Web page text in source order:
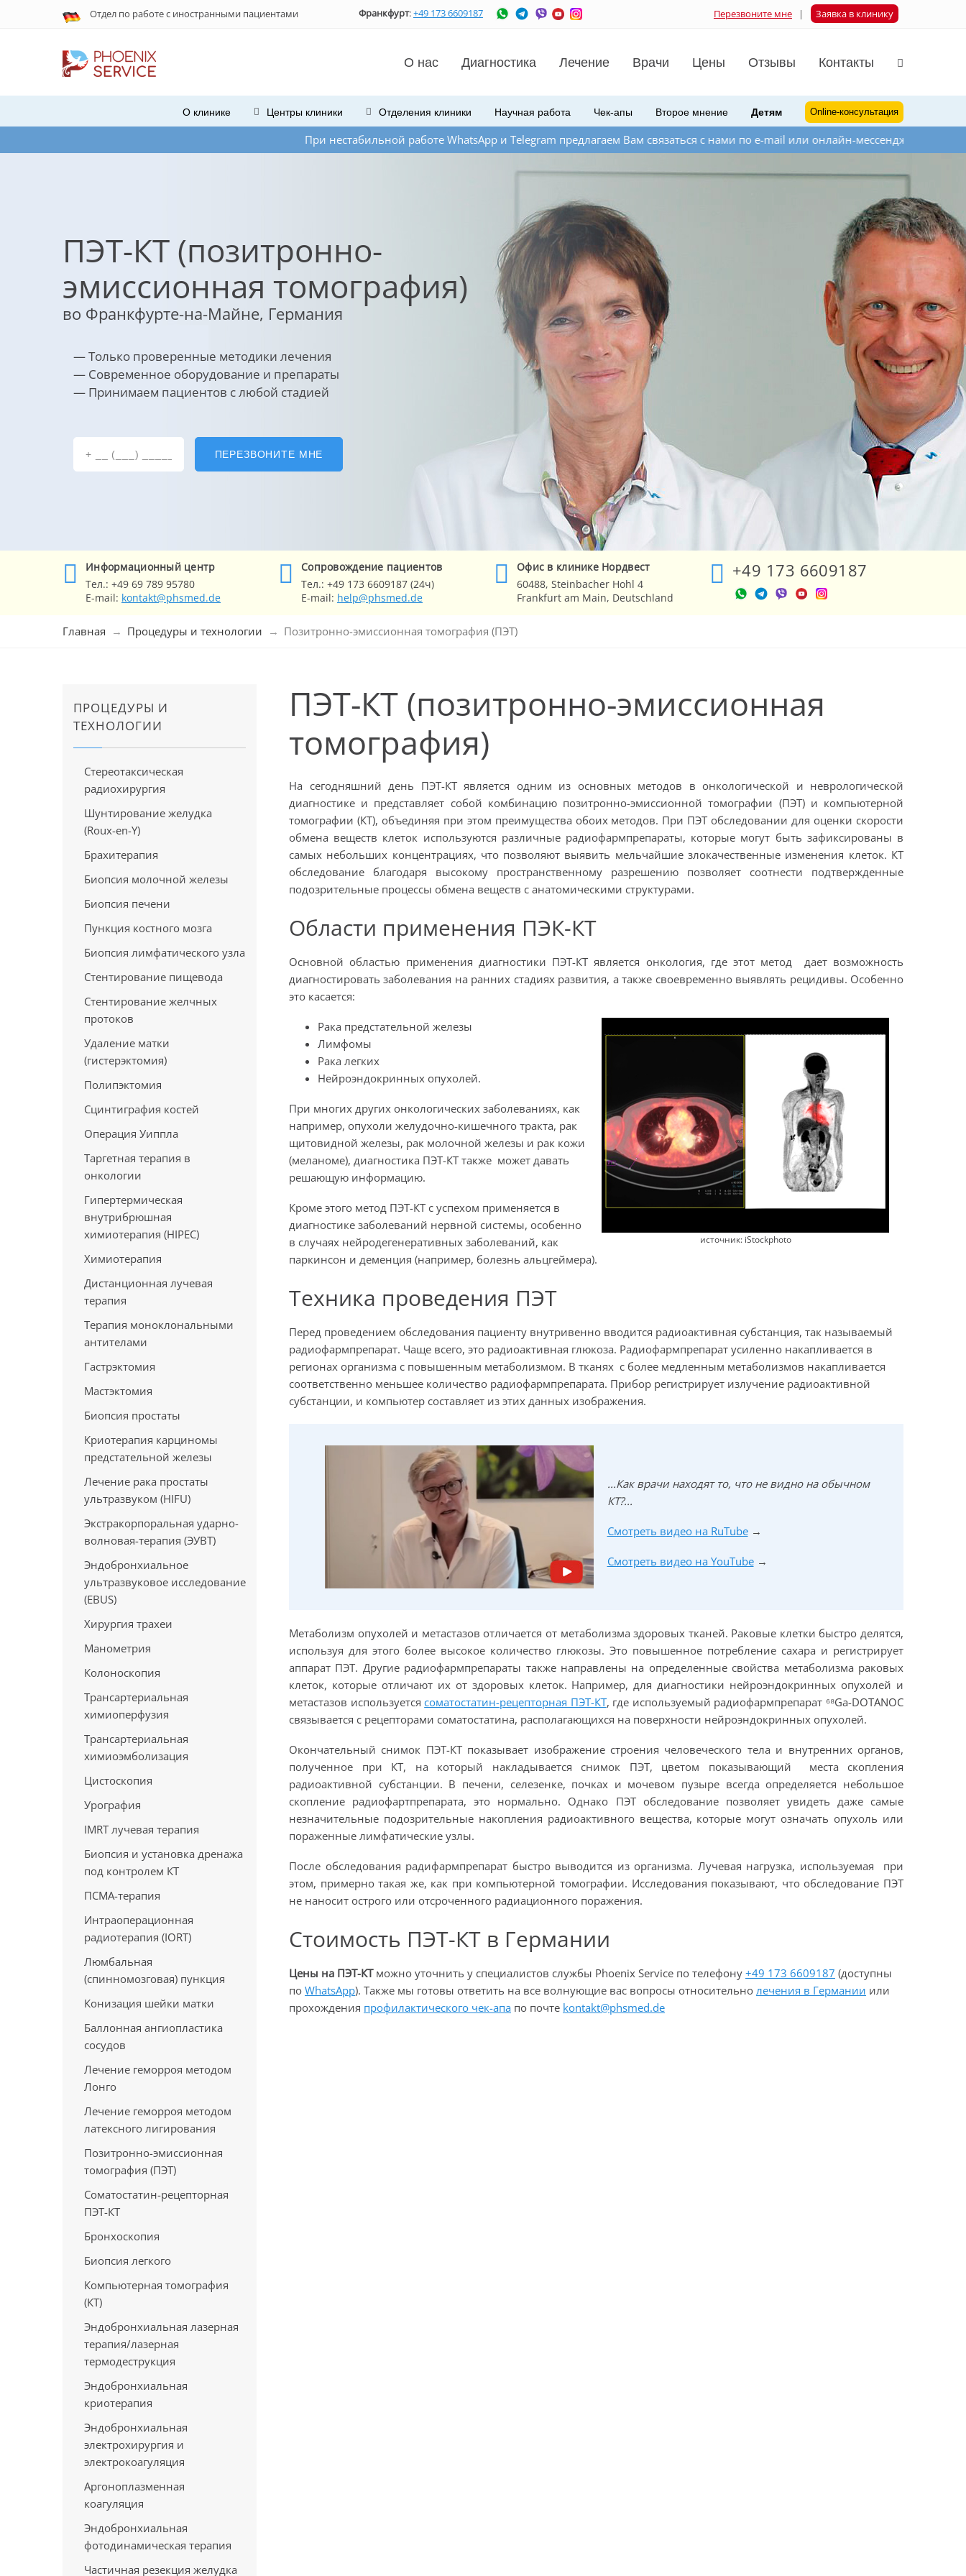
Отдел по работе с иностранными пациентами Франкфурт:+49 173 6609187 Перезвоните мне | Заявка в клинику
О нас Диагностика Лечение Врачи Цены Отзывы Контакты
О клинике Центры клиники Отделения клиники Научная работа Чек-апы Второе мнение Детям Online-консультация
При нестабильной работе WhatsApp и Telegram предлагаем Вам связаться с нами по e-mail или онлайн-мессенджера на сайте справа
ПЭТ-КТ (позитронно-
эмиссионная томография)
во Франкфурте-на-Майне, Германия
— Только проверенные методики лечения
— Современное оборудование и препараты
— Принимаем пациентов с любой стадией
ПЕРЕЗВОНИТЕ МНЕ
Информационный центр
Тел.: +49 69 789 95780
E-mail: kontakt@phsmed.de
Cопровождение пациентов
Тел.: +49 173 6609187 (24ч)
E-mail: help@phsmed.de
Офис в клинике Нордвест
60488, Steinbacher Hohl 4
Frankfurt am Main, Deutschland
+49 173 6609187
Главная Процедуры и технологии Позитронно-эмиссионная томография (ПЭТ)
ПЭТ-КТ (позитронно-эмиссионная
томография)
На сегодняшний день ПЭТ-КТ является одним из основных методов в онкологической и неврологической
диагностике и представляет собой комбинацию позитронно-эмиссионной томографии (ПЭТ) и компьютерной
томографии (КТ), объединяя при этом преимущества обоих методов. При ПЭТ обследовании для оценки скорости
обмена веществ клеток используются различные радиофармпрепараты, которые могут быть зафиксированы в
самых небольших концентрациях, что позволяют выявить мельчайшие злокачественные изменения клеток. КТ
обследование благодаря высокому пространственному разрешению позволяет соотнести подтвержденные
подозрительные процессы обмена веществ с анатомическими структурами.
Области применения ПЭК-КТ
Основной областью применения диагностики ПЭТ-КТ является онкология, где этот метод дает возможность
диагностировать заболевания на ранних стадиях развития, а также своевременно выявлять рецидивы. Особенно
это касается:
источник: iStockphoto
Рака предстательной железы
Лимфомы
Рака легких
Нейроэндокринных опухолей.
При многих других онкологических заболеваниях, как
например, опухоли желудочно-кишечного тракта, рак
щитовидной железы, рак молочной железы и рак кожи
(меланоме), диагностика ПЭТ-КТ также может давать
решающую информацию.
Кроме этого метод ПЭТ-КТ с успехом применяется в
диагностике заболеваний нервной системы, особенно
в случаях нейродегенеративных заболеваний, как
паркинсон и деменция (например, болезнь альцгеймера).
Техника проведения ПЭТ
Перед проведением обследования пациенту внутривенно вводится радиоактивная субстанция, так называемый
радиофармпрепарат. Чаще всего, это радиоактивная глюкоза. Радиофармпрепарат усиленно накапливается в
регионах организма с повышенным метаболизмом. В тканях с более медленным метаболизмов накапливается
соответственно меньшее количество радиофармпрепарата. Прибор регистрирует излучение радиоактивной
субстанции, и компьютер составляет из этих данных изображения.
...Как врачи находят то, что не видно на обычном
КТ?...
Смотреть видео на RuTube→
Смотреть видео на YouTube→
Метаболизм опухолей и метастазов отличается от метаболизма здоровых тканей. Раковые клетки быстро делятся,
используя для этого более высокое количество глюкозы. Это повышенное потребление сахара и регистрирует
аппарат ПЭТ. Другие радиофармпрепараты также направлены на определенные свойства метаболизма раковых
клеток, которые отличают их от здоровых клеток. Например, для диагностики нейроэндокринных опухолей и
метастазов используетсясоматостатин-рецепторная ПЭТ-КТ, где используемый радиофармпрепарат ⁶⁸Ga-DOTANOC
связывается с рецепторами соматостатина, располагающихся на поверхности нейроэндокринных опухолей.
Окончательный снимок ПЭТ-КТ показывает изображение строения человеческого тела и внутренних органов,
полученное при КТ, на который накладывается снимок ПЭТ, цветом показывающий места скопления
радиоактивной субстанции. В печени, селезенке, почках и мочевом пузыре всегда определяется небольшое
скопление радиофартпрепарата, это нормально. Однако ПЭТ обследование позволяет увидеть даже самые
незначительные подозрительные накопления радиоактивного вещества, которые могут означать опухоль или
пораженные лимфатические узлы.
После обследования радифармпрепарат быстро выводится из организма. Лучевая нагрузка, используемая при
этом, примерно такая же, как при компьютерной томографии. Исследования показывают, что обследование ПЭТ
не наносит острого или отсроченного радиационного поражения.
Стоимость ПЭТ-КТ в Германии
Цены на ПЭТ-КТможно уточнить у специалистов службы Phoenix Service по телефону +49 173 6609187 (доступны
по WhatsApp). Также мы готовы ответить на все волнующие вас вопросы относительно лечения в Германии или
прохождения профилактического чек-апа по почте kontakt@phsmed.de
ПРОЦЕДУРЫ И
ТЕХНОЛОГИИ
Стереотаксическая
радиохирургия
Шунтирование желудка
(Roux-en-Y)
Брахитерапия
Биопсия молочной железы
Биопсия печени
Пункция костного мозга
Биопсия лимфатического узла
Стентирование пищевода
Стентирование желчных
протоков
Удаление матки
(гистерэктомия)
Полипэктомия
Сцинтиграфия костей
Операция Уиппла
Таргетная терапия в
онкологии
Гипертермическая
внутрибрюшная
химиотерапия (HIPEC)
Химиотерапия
Дистанционная лучевая
терапия
Терапия моноклональными
антителами
Гастрэктомия
Мастэктомия
Биопсия простаты
Криотерапия карциномы
предстательной железы
Лечение рака простаты
ультразвуком (HIFU)
Экстракорпоральная ударно-
волновая-терапия (ЭУВТ)
Эндобронхиальное
ультразвуковое исследование
(EBUS)
Хирургия трахеи
Манометрия
Колоноскопия
Трансартериальная
химиоперфузия
Трансартериальная
химиоэмболизация
Цистоскопия
Урография
IMRT лучевая терапия
Биопсия и установка дренажа
под контролем КТ
ПСМА-терапия
Интраоперационная
радиотерапия (IORT)
Люмбальная
(спинномозговая) пункция
Конизация шейки матки
Баллонная ангиопластика
сосудов
Лечение геморроя методом
Лонго
Лечение геморроя методом
латексного лигирования
Позитронно-эмиссионная
томография (ПЭТ)
Cоматостатин-рецепторная
ПЭТ-КТ
Бронхоскопия
Биопсия легкого
Компьютерная томография
(КТ)
Эндобронхиальная лазерная
терапия/лазерная
термодеструкция
Эндобронхиальная
криотерапия
Эндобронхиальная
электрохирургия и
электрокоагуляция
Аргоноплазменная
коагуляция
Эндобронхиальная
фотодинамическая терапия
Частичная резекция желудка